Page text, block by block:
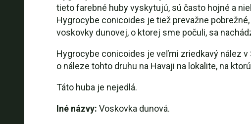
tieto farebné huby vyskytujú, sú často hojné a
Hygrocybe conicoides je tiež prevažne
voskovky dunovej, o ktorej sme počuli, sa
Hygrocybe conicoides je veľmi zriedkavý nález v
o náleze tohto druhu na Havaji na lokalite, na
Táto huba je nejedlá.
Iné názvy: Voskovka dunová.